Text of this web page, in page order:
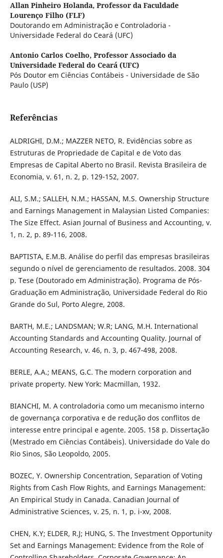
Allan Pinheiro Holanda, Professor da Faculdade
Lourenço Filho (FLF)
Doutorando em Administração e Controladoria -
Universidade Federal do Ceará (UFC)
Antonio Carlos Coelho, Professor Associado da
Universidade Federal do Ceará (UFC)
Pós Doutor em Ciências Contábeis - Universidade de São
Paulo (USP)
Referências
ALDRIGHI, D.M.; MAZZER NETO, R. Evidências sobre as
Estruturas de Propriedade de Capital e de Voto das
Empresas de Capital Aberto no Brasil. Revista Brasileira de
Economia, v. 61, n. 2, p. 129-152, 2007.
ALI, S.M.; SALLEH, N.M.; HASSAN, M.S. Ownership Structure
and Earnings Management in Malaysian Listed Companies:
The Size Effect. Asian Journal of Business and Accounting, v.
1, n. 2, p. 89-116, 2008.
BAPTISTA, E.M.B. Análise do perfil das empresas brasileiras
segundo o nível de gerenciamento de resultados. 2008. 304
p. Tese (Doutorado em Administração). Programa de Pós-
Graduação em Administração, Universidade Federal do Rio
Grande do Sul, Porto Alegre, 2008.
BARTH, M.E.; LANDSMAN; W.R; LANG, M.H. International
Accounting Standards and Accounting Quality. Journal of
Accounting Research, v. 46, n. 3, p. 467-498, 2008.
BERLE, A.A.; MEANS, G.C. The modern corporation and
private property. New York: Macmillan, 1932.
BIANCHI, M. A controladoria como um mecanismo interno
de governança corporativa e de redução dos conflitos de
interesse entre principal e agente. 2005. 158 p. Dissertação
(Mestrado em Ciências Contábeis). Universidade do Vale do
Rio Sinos, São Leopoldo, 2005.
BOZEC, Y. Ownership Concentration, Separation of Voting
Rights from Cash Flow Rights, and Earnings Management:
An Empirical Study in Canada. Canadian Journal of
Administrative Sciences, v. 25, n. 1, p. i-xv, 2008.
CHEN, K.Y; ELDER, R.J; HUNG, S. The Investment Opportunity
Set and Earnings Management: Evidence from the Role of